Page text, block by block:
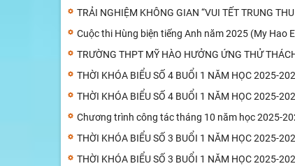
TRẢI NGHIỆM KHÔNG GIAN “VUI TẾT TRUNG
Cuộc thi Hùng biện tiếng Anh năm 2025 (My Hao
TRƯỜNG THPT MỸ HÀO HƯỞNG ỨNG THỬ
THỜI KHÓA BIỂU SỐ 4 BUỔI 1 NĂM HỌC 2025-
THỜI KHÓA BIỂU SỐ 4 BUỔI 1 NĂM HỌC 2025-
Chương trình công tác tháng 10 năm học 2025-
THỜI KHÓA BIỂU SỐ 3 BUỔI 1 NĂM HỌC 2025-
THỜI KHÓA BIỂU SỐ 3 BUỔI 1 NĂM HỌC 2025-